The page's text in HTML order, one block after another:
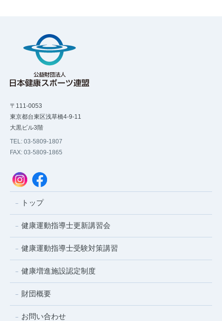
〒111-0053
東京都台東区浅草橋4-9-11
大黒ビル3階
TEL: 03-5809-1807
FAX: 03-5809-1865
トップ
健康運動指導士更新講習会
健康運動指導士受験対策講習
健康増進施設認定制度
財団概要
お問い合わせ